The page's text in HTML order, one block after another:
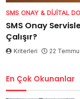
SMS ONAY & DIJITAL
SMS Onay
Çalışır?
Kriterleri 22
En Çok Okunanlar